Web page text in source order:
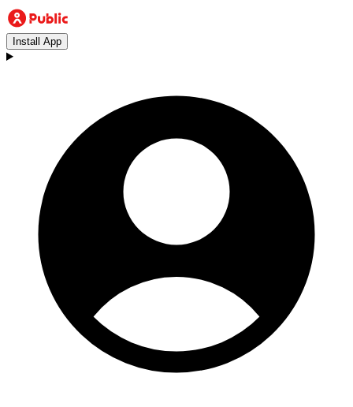
Install App